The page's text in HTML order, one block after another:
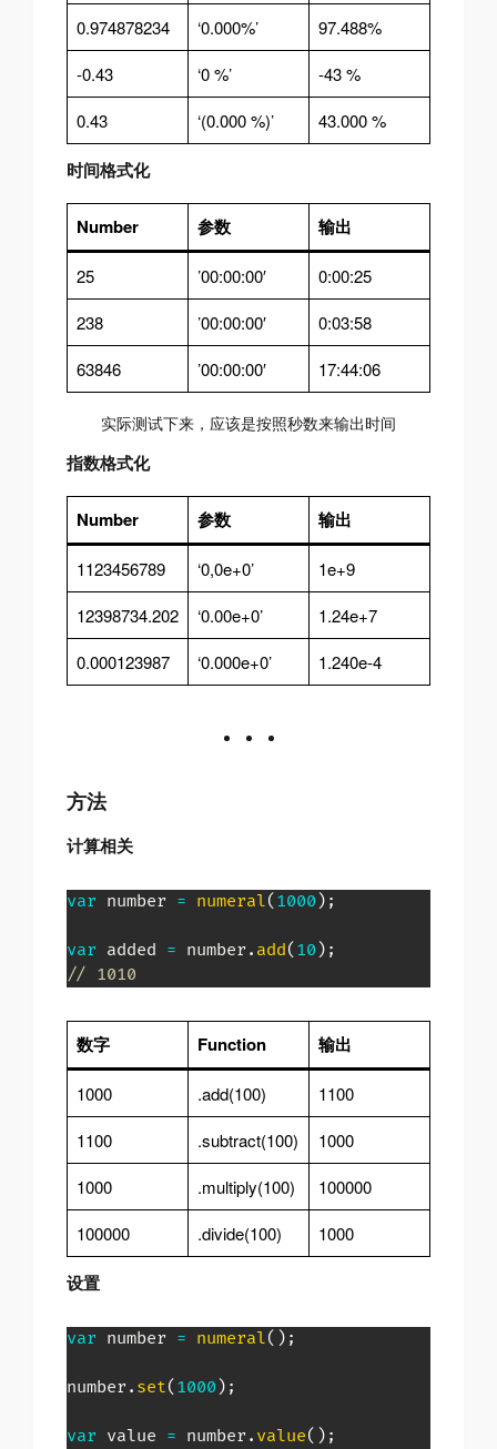
0.974878234 ‘0.000%’
97.488%
-0.43
‘0 %’
-43 %
0.43
‘(0.000 %)’ 43.000 %
时间格式化
Number 参数 输出
25 ’00:00:00′
0:00:25
238
’00:00:00′
0:03:58
63846
’00:00:00′ 17:44:06
实际测试下来，应该是按照秒数来输出时间
指数格式化
Number 参数 输出
1123456789 ‘0,0e+0’
1e+9
12398734.202
‘0.00e+0’
1.24e+7
0.000123987
‘0.000e+0’ 1.240e-4
方法
计算相关
var number = numeral( 1000 ) ;
var added = number. add( 10 ) ;
// 1010
数字 Function 输出
1000 .add(100)
1100
1100
.subtract(100)
1000
1000
.multiply(100)
100000
100000
.divide(100) 1000
设置
var number = numeral( ) ;
number. set( 1000 ) ;
var value = number. value( ) ;